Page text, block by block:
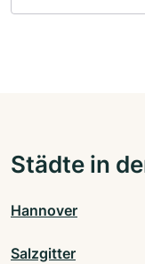
Städte in
Hannover
Salzgitter